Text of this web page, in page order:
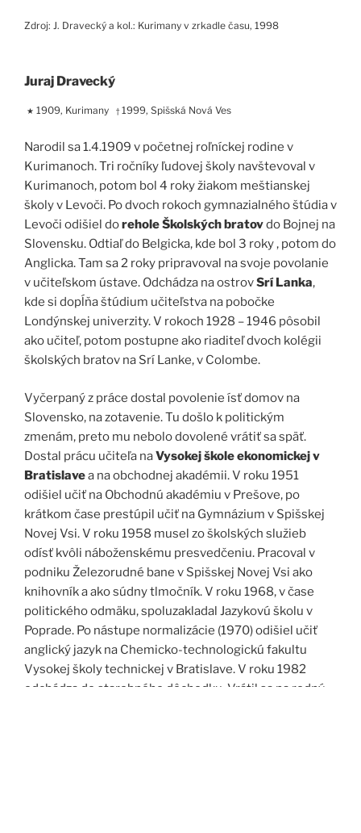
Zdroj: J. Dravecký a kol.: Kurimany v zrkadle času, 1998
Juraj Dravecký
★ 1909, Kurimany †1999, Spišská Nová Ves
Narodil sa 1.4.1909 v početnej roľníckej rodine v
Kurimanoch. Tri ročníky ľudovej školy navštevoval v
Kurimanoch, potom bol 4 roky žiakom meštianskej
školy v Levoči. Po dvoch rokoch gymnazialného štúdia v
Levoči odišiel dorehole Školských bratovdo Bojnej na
Slovensku. Odtiaľ do Belgicka, kde bol 3 roky , potom do
Anglicka. Tam sa 2 roky pripravoval na svoje povolanie
v učiteľskom ústave. Odchádza na ostrovSrí Lanka,
kde si dopĺňa štúdium učiteľstva na pobočke
Londýnskej univerzity. V rokoch 1928 – 1946 pôsobil
ako učiteľ, potom postupne ako riaditeľ dvoch kolégii
školských bratov na Srí Lanke, v Colombe.
Vyčerpaný z práce dostal povolenie ísť domov na
Slovensko, na zotavenie. Tu došlo k politickým
zmenám, preto mu nebolo dovolené vrátiť sa späť.
Dostal prácu učiteľa naVysokej škole ekonomickej v
Bratislavea na obchodnej akadémii. V roku 1951
odišiel učiť na Obchodnú akadémiu v Prešove, po
krátkom čase prestúpil učiť na Gymnázium v Spišskej
Novej Vsi. V roku 1958 musel zo školských služieb
odísť kvôli náboženskému presvedčeniu. Pracoval v
podniku Železorudné bane v Spišskej Novej Vsi ako
knihovník a ako súdny tlmočník. V roku 1968, v čase
politického odmäku, spoluzakladal Jazykovú školu v
Poprade. Po nástupe normalizácie (1970) odišiel učiť
anglický jazyk na Chemicko-technologickú fakultu
Vysokej školy technickej v Bratislave. V roku 1982
odchádza do starobného dôchodku. Vrátil sa na rodný